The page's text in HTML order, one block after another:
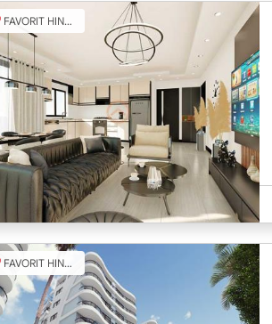
FAVORIT HINZUFÜGEN
FAVORIT HINZUFÜGEN